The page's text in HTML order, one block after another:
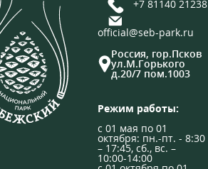
+7 81140 21238
official@seb-park.ru
Россия, гор.Псков
ул.М.Горького
д.20/7 пом.1003
Режим работы:
с 01 мая по 01
октября: пн.-пт. - 8:30
– 17:45, сб., вс. –
10:00-14:00